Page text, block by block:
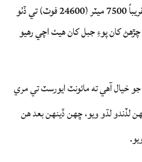
ڪيمپ 3 جي مٿان، تقريباً 7500 ميٽر (24600 فوٽ) تي ڏٺو
کان پوءِ جبل کان هيٺ اچي رهيو
خيال آهي ته مائونٽ ايورسٽ تي مري
لڏندو لڌو ويو، ڇهن ڏينهن بعد هن